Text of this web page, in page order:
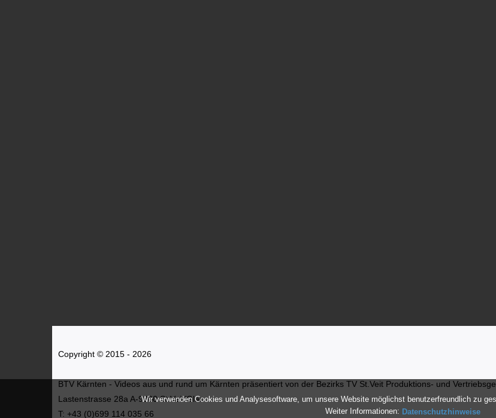
Wir verwenden Cookies und Analysesoftware, um unsere Website möglichst benutzerfreundlich zu
Weiter Informationen: Datenschutzhinweise
Copyright © 2015 - 2026
BTV Kärnten - Videos aus und rund um Kärnten präsentiert von der Bezirks TV St.Veit Produktions- und
Lastenstrasse 28a A-9300 St.Veit/Glan
T: +43 (0)699 114 035 66